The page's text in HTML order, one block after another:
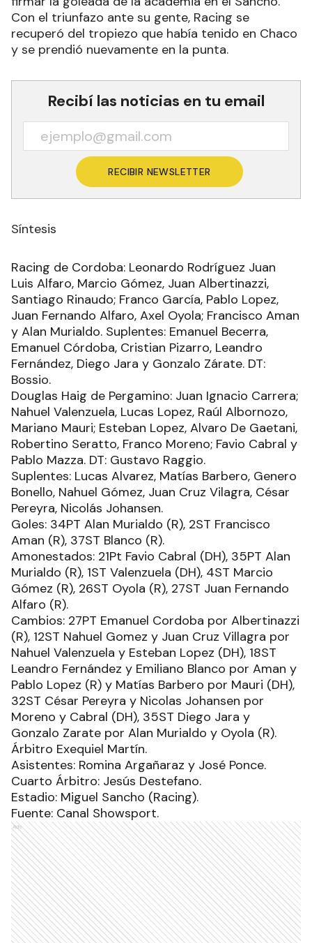
Con el triunfazo ante su gente, Racing se
recuperó del tropiezo que había tenido en Chaco
y se prendió nuevamente en la punta.
Recibí las noticias en tu email
RECIBIR NEWSLETTER
Síntesis
Racing de Cordoba: Leonardo Rodríguez Juan
Luis Alfaro, Marcio Gómez, Juan Albertinazzi,
Santiago Rinaudo; Franco García, Pablo Lopez,
Juan Fernando Alfaro, Axel Oyola; Francisco Aman
y Alan Murialdo. Suplentes: Emanuel Becerra,
Emanuel Córdoba, Cristian Pizarro, Leandro
Fernández, Diego Jara y Gonzalo Zárate. DT:
Bossio.
Douglas Haig de Pergamino: Juan Ignacio Carrera;
Nahuel Valenzuela, Lucas Lopez, Raúl Albornozo,
Mariano Mauri; Esteban Lopez, Alvaro De Gaetani,
Robertino Seratto, Franco Moreno; Favio Cabral y
Pablo Mazza. DT: Gustavo Raggio.
Suplentes: Lucas Alvarez, Matías Barbero, Genero
Bonello, Nahuel Gómez, Juan Cruz Vilagra, César
Pereyra, Nicolás Johansen.
Goles: 34PT Alan Murialdo (R), 2ST Francisco
Aman (R), 37ST Blanco (R).
Amonestados: 21Pt Favio Cabral (DH), 35PT Alan
Murialdo (R), 1ST Valenzuela (DH), 4ST Marcio
Gómez (R), 26ST Oyola (R), 27ST Juan Fernando
Alfaro (R).
Cambios: 27PT Emanuel Cordoba por Albertinazzi
(R), 12ST Nahuel Gomez y Juan Cruz Villagra por
Nahuel Valenzuela y Esteban Lopez (DH), 18ST
Leandro Fernández y Emiliano Blanco por Aman y
Pablo Lopez (R) y Matías Barbero por Mauri (DH),
32ST César Pereyra y Nicolas Johansen por
Moreno y Cabral (DH), 35ST Diego Jara y
Gonzalo Zarate por Alan Murialdo y Oyola (R).
Árbitro Exequiel Martín.
Asistentes: Romina Argañaraz y José Ponce.
Cuarto Árbitro: Jesús Destefano.
Estadio: Miguel Sancho (Racing).
Fuente: Canal Showsport.
Ads